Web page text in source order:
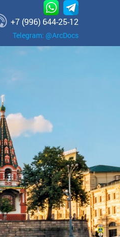
+7 (996) 644-25-12
Telegram: @ArcDocs